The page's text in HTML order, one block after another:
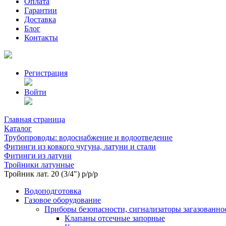
Гарантии
Доставка
Блог
Контакты
Регистрация
Войти
Главная страница
Каталог
Трубопроводы: водоснабжение и водоотведение
Фитинги из ковкого чугуна, латуни и стали
Фитинги из латуни
Тройники латунные
Тройник лат. 20 (3/4") р/р/р
Водоподготовка
Газовое оборудование
Приборы безопасности, сигнализаторы
Клапаны отсечные запорные